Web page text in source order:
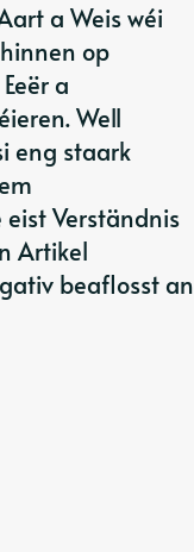
a Weis wéi
op
a
Well
eng staark
Verständnis
Artikel
beaflosst an